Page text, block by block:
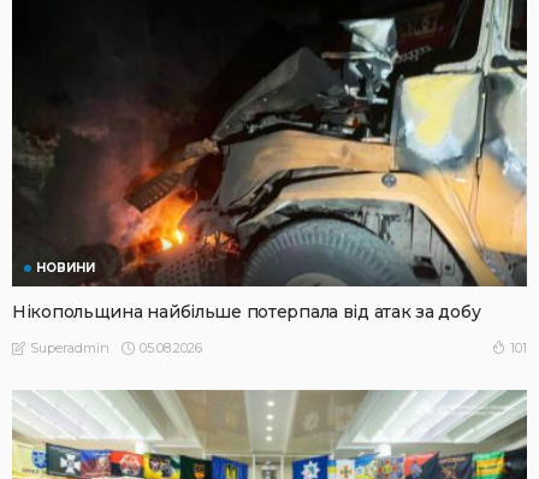
НОВИНИ
Нікопольщина найбільше потерпала від атак за добу
Superadmin 05.08.2026 101